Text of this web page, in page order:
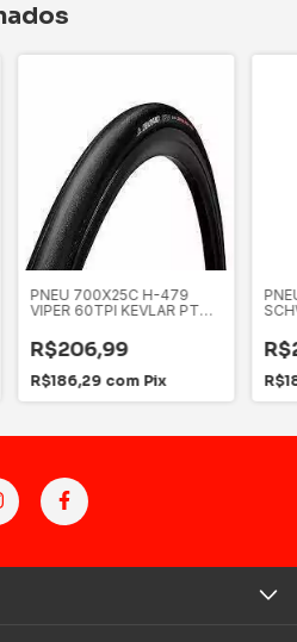
PNEU 700X25C H-479
VIPER 60TPI KEVLAR PTO
R$206,99
R$186,29 com Pix